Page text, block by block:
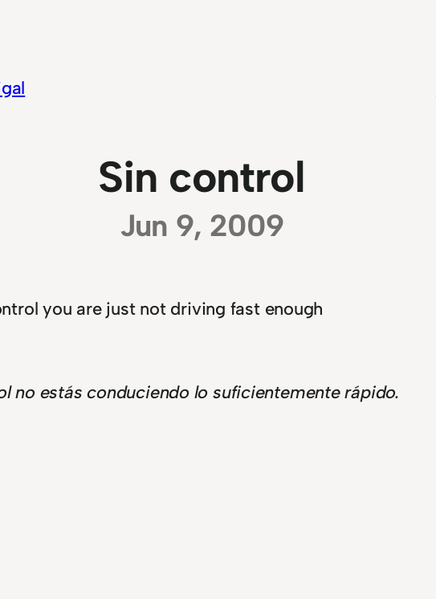
Sin control
Jun 9, 2009
you are just not driving fast enough
no estás conduciendo lo suficientemente rápido.